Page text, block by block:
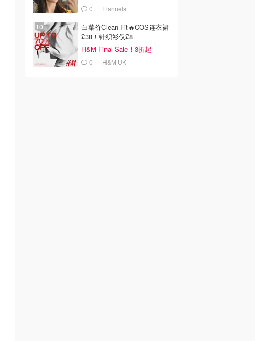
0 Flannels
白菜价Clean Fit🔥COS连衣裙
£38！针织衫仅£8
H&M Final Sale！3折起
0 H&M UK